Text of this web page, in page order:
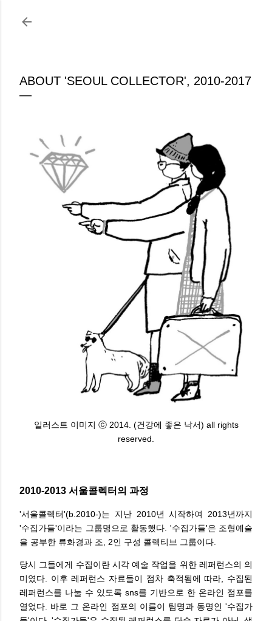
ABOUT 'SEOUL COLLECTOR', 2010-2017
일러스트 이미지 ⓒ 2014. (건강에 좋은 낙서) all rights
reserved.
2010-2013 서울콜렉터의 과정
'서울콜렉터'(b.2010-)는 지난 2010년 시작하여 2013년까지
'수집가들'이라는 그룹명으로 활동했다. '수집가들'은 조형예술
을 공부한 류화경과 조, 2인 구성 콜렉티브 그룹이다.
당시 그들에게 수집이란 시각 예술 작업을 위한 레퍼런스의 의
미였다. 이후 레퍼런스 자료들이 점차 축적됨에 따라, 수집된
레퍼런스를 나눌 수 있도록 sns를 기반으로 한 온라인 점포를
열었다. 바로 그 온라인 점포의 이름이 팀명과 동명인 '수집가